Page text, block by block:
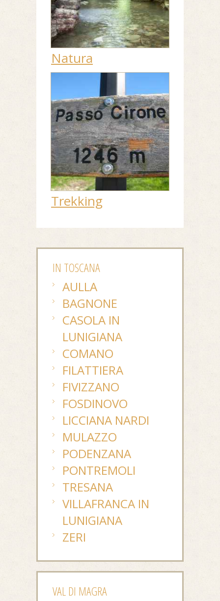
Natura
Trekking
IN TOSCANA
AULLA
BAGNONE
CASOLA IN
LUNIGIANA
COMANO
FILATTIERA
FIVIZZANO
FOSDINOVO
LICCIANA NARDI
MULAZZO
PODENZANA
PONTREMOLI
TRESANA
VILLAFRANCA IN
LUNIGIANA
ZERI
VAL DI MAGRA